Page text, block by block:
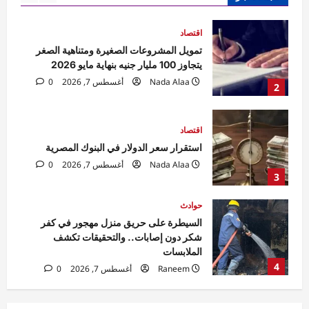
3
اقتصاد
استقرار سعر الدولار في البنوك المصرية
Nada Alaa
أغسطس 7, 2026
4
السيطرة على حريق منزل مهجور في كفر
شكر دون إصابات.. والتحقيقات تكشف
الملابسات
5
حوادث
مقتل مسن بورسعيد.. العثور على رجل مُقيد
اليدين والقدمين داخل منزله والأمن يكثف
التحريات
Raneem
أغسطس 7, 2026 0